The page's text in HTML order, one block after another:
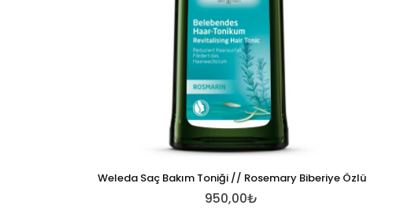
Weleda Saç Bakım Toniği // Rosemary Biberiye Özlü
950,00₺